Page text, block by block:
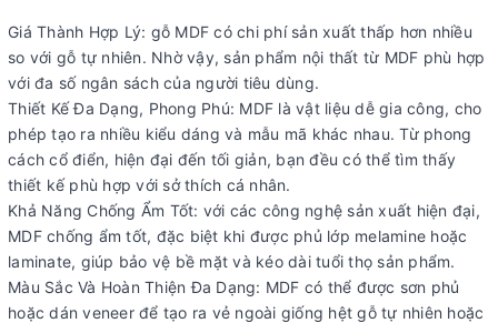
Giá Thành Hợp Lý: gỗ MDF có chi phí sản xuất thấp hơn nhiều
so với gỗ tự nhiên. Nhờ vậy, sản phẩm nội thất từ MDF phù hợp
với đa số ngân sách của người tiêu dùng.
Thiết Kế Đa Dạng, Phong Phú: MDF là vật liệu dễ gia công, cho
phép tạo ra nhiều kiểu dáng và mẫu mã khác nhau. Từ phong
cách cổ điển, hiện đại đến tối giản, bạn đều có thể tìm thấy
thiết kế phù hợp với sở thích cá nhân.
Khả Năng Chống Ẩm Tốt: với các công nghệ sản xuất hiện đại,
MDF chống ẩm tốt, đặc biệt khi được phủ lớp melamine hoặc
laminate, giúp bảo vệ bề mặt và kéo dài tuổi thọ sản phẩm.
Màu Sắc Và Hoàn Thiện Đa Dạng: MDF có thể được sơn phủ
hoặc dán veneer để tạo ra vẻ ngoài giống hệt gỗ tự nhiên hoặc